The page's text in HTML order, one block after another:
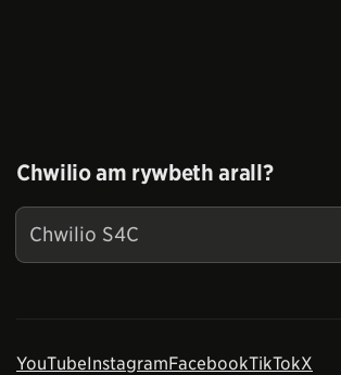
Chwilio am rywbeth arall?
YouTubeInstagramFacebookTikTokX